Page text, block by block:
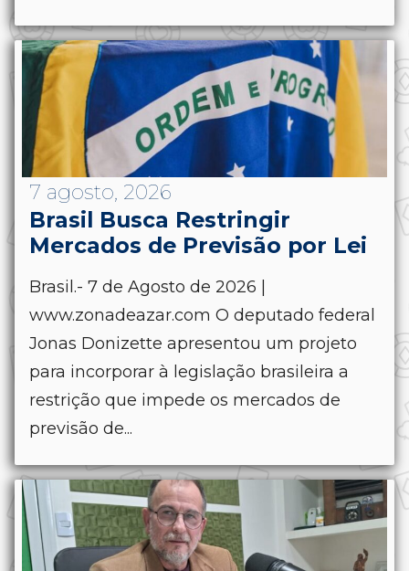
7 agosto, 2026
Brasil Busca Restringir
Mercados de Previsão por Lei
Brasil.- 7 de Agosto de 2026 |
www.zonadeazar.com O deputado federal
Jonas Donizette apresentou um projeto
para incorporar à legislação brasileira a
restrição que impede os mercados de
previsão de...